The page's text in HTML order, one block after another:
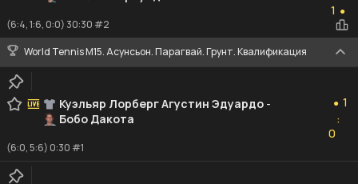
1 ●
(6:4, 1:6, 0:0) 30:30 #2
World Tennis M15. Асунсьон. Парагвай. Грунт. Квалификация
Куэльяр Лорберг Агустин Эдуардо -
Бобо Дакота
● 1
:
0
(6:0, 5:6) 0:30 #1